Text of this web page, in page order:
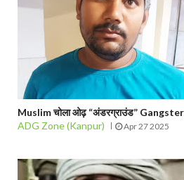
Muslim चोला ओढ़ “अंडरग्राउंड”
ADG Zone (Kanpur)
Apr 27 2025